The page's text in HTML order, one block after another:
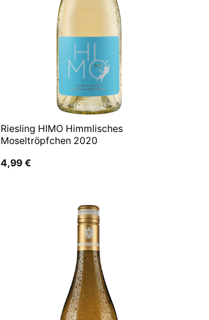
Riesling HIMO Himmlisches
Moseltröpfchen 2020
4,99 €